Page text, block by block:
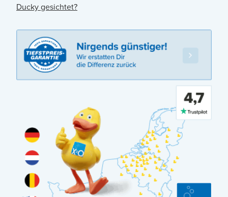
Ducky gesichtet?